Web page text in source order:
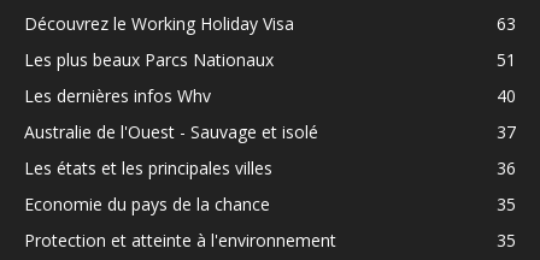
Découvrez le Working Holiday Visa
63
Les plus beaux Parcs Nationaux
51
Les dernières infos Whv
40
Australie de l'Ouest - Sauvage et isolé
37
Les états et les principales villes
36
Economie du pays de la chance
35
Protection et atteinte à l'environnement
35